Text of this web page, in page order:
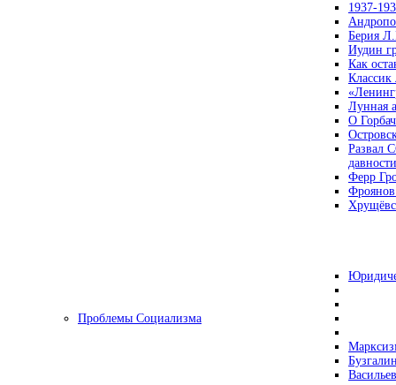
1937-
Берия
Иудин
Как
Лунная
О
Развал
давности
Ферр
Проблемы Социализма